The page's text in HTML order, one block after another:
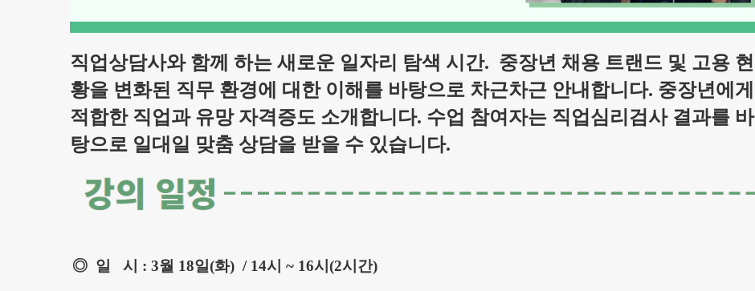
직업상담사와 함께 하는 새로운 일자리 탐색 시간. 중장년 채용 트랜드 및 고용 현
황을 변화된 직무 환경에 대한 이해를 바탕으로 차근차근 안내합니다. 중장년에게
적합한 직업과 유망 자격증도 소개합니다. 수업 참여자는 직업심리검사 결과를 바
탕으로 일대일 맞춤 상담을 받을 수 있습니다.
◎ 일 시 : 3월 18일(화) / 14시 ~ 16시(2시간)